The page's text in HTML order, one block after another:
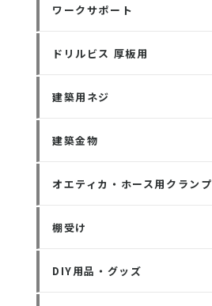
ワークサポート
ドリルビス 厚板用
建築用ネジ
建築金物
オエティカ・ホース用クランプ
棚受け
DIY用品・グッズ